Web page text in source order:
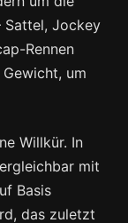
Sattel, Jockey
Rennen
um
Willkür. In
mit
Basis
das zuletzt